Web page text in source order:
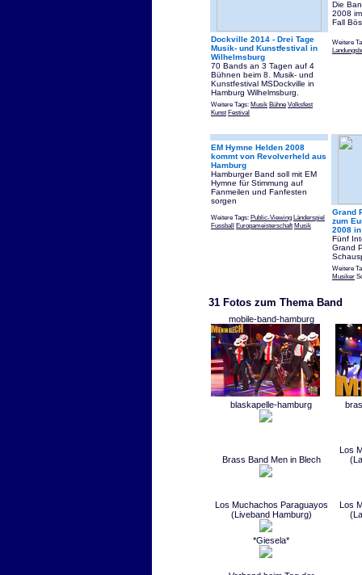
Dockville 2014 - Drei Tage
Musik- und Kunstfestival in
Wilhelmsburg
70 Bands an 3 Tagen auf 4
Bühnen beim 8. Musik- und
Kunstfestival MSDockville in
Hamburg Wilhelmsburg.
Weitere Tags: Musik Bühne Volksfest
Kunst Festival
Die
2008
Fall
Weitere
EM Hymne Helden 2008
kommt von Revolverheld aus
Hamburg
Hamburger Band soll mit EM
Hymne für Stimmung auf
Fanmeilen und Fanfesten
sorgen
Weitere Tags: Public-Viewing Länderspiel
Fussball Europameisterschaft Musik
Grand
zum
2008
Fünf
Grand
Weitere
Musiker
31 Fotos zum Thema Band
mobile-band-hamburg
blaskapelle-hamburg
Brass Band Men in Blech
Los
Los Muchachos Paraguayos
(Liveband Hamburg)
Los
*Giesela*